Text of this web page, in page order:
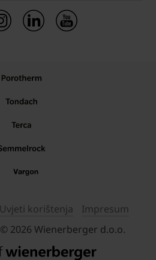
Uvjeti korištenja
Impresum
© 2026 Wienerberger d.o.o.